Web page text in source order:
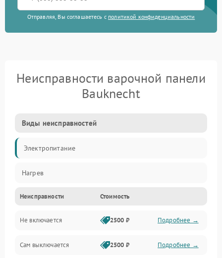
Отправляя, Вы соглашаетесь с политикой конфиденциальности
Неисправности варочной панели
Bauknecht
Виды неисправностей
Электропитание
Нагрев
Неисправности Стоимость
Не включается 2500 ₽ Подробнее →
Сам выключается 2500 ₽ Подробнее →